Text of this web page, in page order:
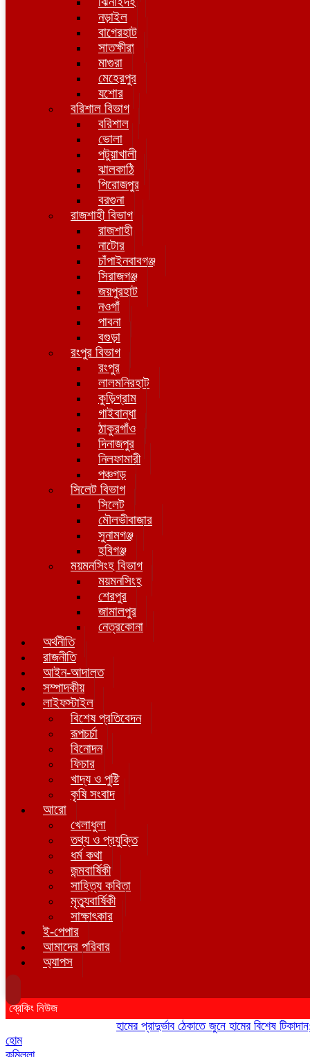
নড়াইল
বাগেরহাট
সাতক্ষীরা
মাগুরা
মেহেরপুর
যশোর
বরিশাল বিভাগ
বরিশাল
ভোলা
পটুয়াখালী
ঝালকাঠি
পিরোজপুর
বরগুনা
রাজশাহী বিভাগ
রাজশাহী
নাটোর
চাঁপাইনবাবগঞ্জ
সিরাজগঞ্জ
জয়পুরহাট
নওগাঁ
পাবনা
বগুড়া
রংপুর বিভাগ
রংপুর
লালমনিরহাট
কুড়িগ্রাম
গাইবান্ধা
ঠাকুরগাঁও
দিনাজপুর
নিলফামারী
পঞ্চগড়
সিলেট বিভাগ
সিলেট
মৌলভীবাজার
সুনামগঞ্জ
হবিগঞ্জ
ময়মনসিংহ বিভাগ
ময়মনসিংহ
শেরপুর
জামালপুর
নেত্রকোনা
অর্থনীতি
রাজনীতি
আইন-আদালত
সম্পাদকীয়
লাইফস্টাইল
বিশেষ প্রতিবেদন
রূপচর্চা
বিনোদন
ফিচার
খাদ্য ও পুষ্টি
কৃষি সংবাদ
আরো
খেলাধুলা
তথ্য ও প্রযুক্তি
ধর্ম কথা
জন্মবার্ষিকী
সাহিত্য কবিতা
মৃত্যুবার্ষিকী
সাক্ষাৎকার
ই-পেপার
আমাদের পরিবার
অ্যাপস
ব্রেকিং নিউজ
হামের প্রাদুর্ভাব ঠেকাতে জুনে হামের বিশেষ টিকাদান;
হোম